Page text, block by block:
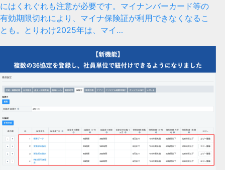
にはくれぐれも注意が必要です。マイナンバーカード等の
有効期限切れにより、マイナ保険証が利用できなくなるこ
とも。とりわけ2025年は、マイ…